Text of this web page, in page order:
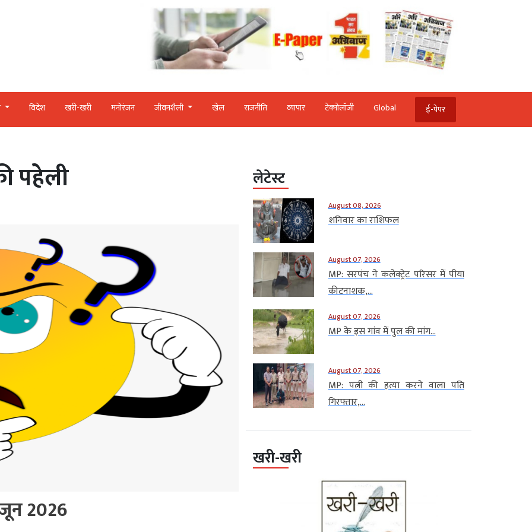
विदेश खरी-खरी मनोरंजन जीवनशैली खेल राजनीति व्‍यापार टेक्‍नोलॉजी Global ई-पेपर
पहेली
2026
लेटेस्ट
August 08, 2026
शनिवार का राशिफल
August 07, 2026
MP: सरपंच ने कलेक्ट्रेट परिसर में पीया
कीटनाशक,...
August 07, 2026
MP के इस गांव में पुल की मांग...
August 07, 2026
MP: पत्नी की हत्या करने वाला पति
गिरफ्तार,...
खरी-खरी